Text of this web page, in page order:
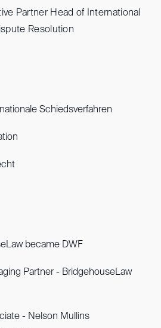
Partner Head of International
Resolution
Schiedsverfahren
became DWF
Partner - BridgehouseLaw
- Nelson Mullins